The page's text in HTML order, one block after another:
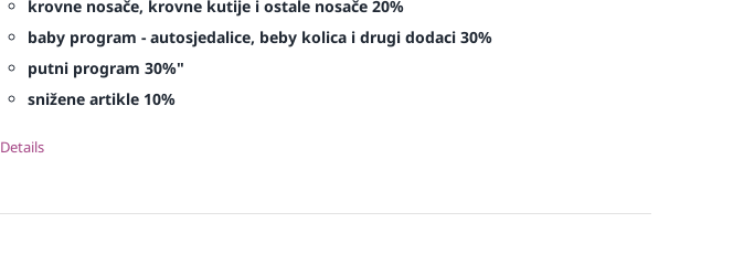
krovne nosače, krovne kutije i ostale nosače 20%
baby program - autosjedalice, beby kolica i drugi dodaci 30%
putni program 30%"
snižene artikle 10%
Details